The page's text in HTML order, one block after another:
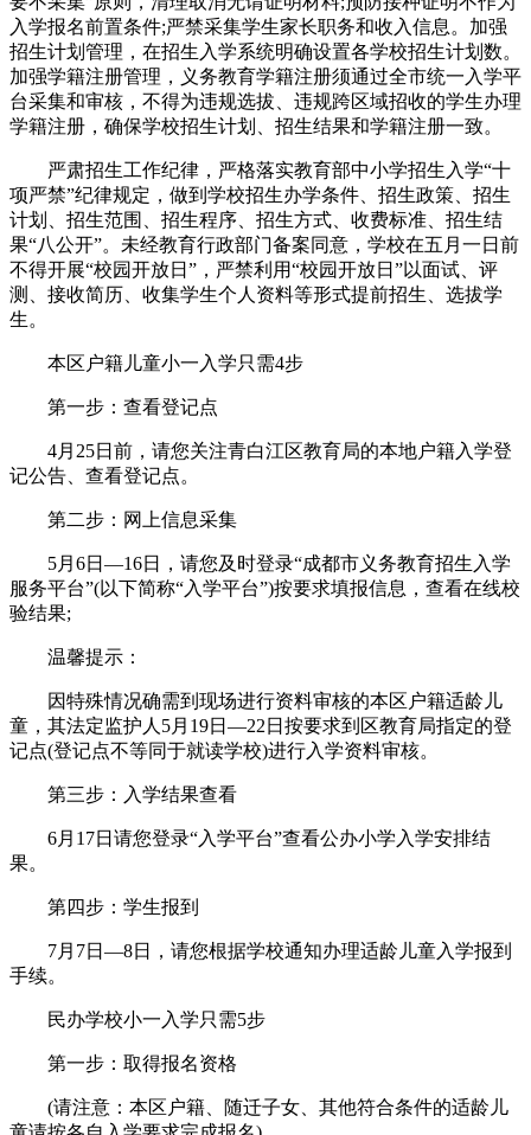
入学报名前置条件;严禁采集学生家长职务和收入信息。加强
招生计划管理，在招生入学系统明确设置各学校招生计划数。
加强学籍注册管理，义务教育学籍注册须通过全市统一入学平
台采集和审核，不得为违规选拔、违规跨区域招收的学生办理
学籍注册，确保学校招生计划、招生结果和学籍注册一致。
严肃招生工作纪律，严格落实教育部中小学招生入学“十
项严禁”纪律规定，做到学校招生办学条件、招生政策、招生
计划、招生范围、招生程序、招生方式、收费标准、招生结
果“八公开”。未经教育行政部门备案同意，学校在五月一日前
不得开展“校园开放日”，严禁利用“校园开放日”以面试、评
测、接收简历、收集学生个人资料等形式提前招生、选拔学
生。
本区户籍儿童小一入学只需4步
第一步：查看登记点
4月25日前，请您关注青白江区教育局的本地户籍入学登
记公告、查看登记点。
第二步：网上信息采集
5月6日—16日，请您及时登录“成都市义务教育招生入学
服务平台”(以下简称“入学平台”)按要求填报信息，查看在线校
验结果;
温馨提示：
因特殊情况确需到现场进行资料审核的本区户籍适龄儿
童，其法定监护人5月19日—22日按要求到区教育局指定的登
记点(登记点不等同于就读学校)进行入学资料审核。
第三步：入学结果查看
6月17日请您登录“入学平台”查看公办小学入学安排结
果。
第四步：学生报到
7月7日—8日，请您根据学校通知办理适龄儿童入学报到
手续。
民办学校小一入学只需5步
第一步：取得报名资格
(请注意：本区户籍、随迁子女、其他符合条件的适龄儿